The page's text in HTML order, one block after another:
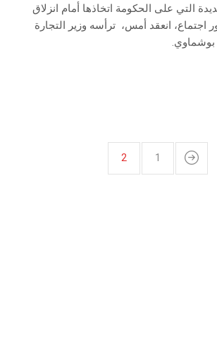
التي على الحكومة اتخاذها أمام انزلاق
اجتماع، انعقد أمس، ترأسه وزير التجارة
1
2